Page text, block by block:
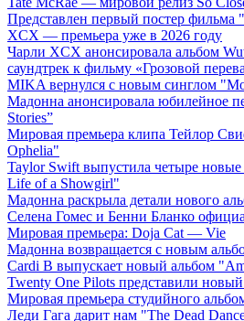
Представлен первый постер фильма
XCX — премьера уже в 2026 году
Чарли XCX анонсировала альбом
саундтрек к фильму «Грозовой
MIKA вернулся с новым синглом
Мадонна анонсировала юбилейное
Stories”
Мировая премьера клипа Тейлор
Ophelia"
Taylor Swift выпустила четыре
Life of a Showgirl"
Мадонна раскрыла детали нового
Селена Гомес и Бенни Бланко
Мировая премьера: Doja Cat — Vie
Мадонна возвращается с новым
Cardi B выпускает новый альбом
Twenty One Pilots представили
Мировая премьера студийного
Леди Гага дарит нам "The Dead